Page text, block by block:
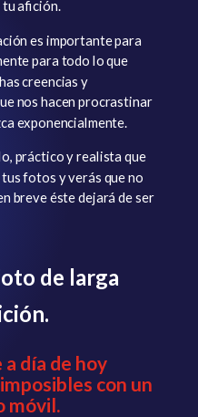
afición.
es importante para
para todo lo que
creencias y
nos hacen procrastinar
exponencialmente.
práctico y realista que
fotos y verás que no
breve éste dejará de ser
de larga
día de hoy
con un
móvil.